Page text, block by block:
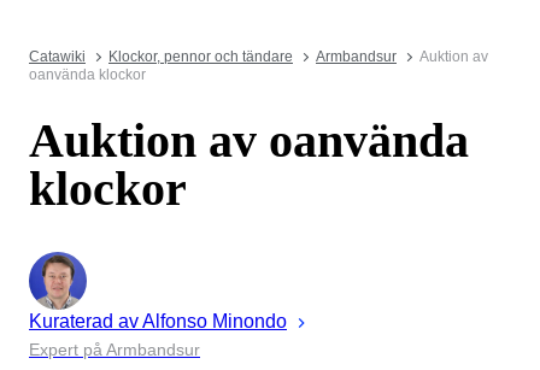
Catawiki Klockor, pennor och tändare Armbandsur
Auktion av
oanvända klockor
Auktion av oanvända
klockor
Kuraterad avAlfonso Minondo
Expert på Armbandsur